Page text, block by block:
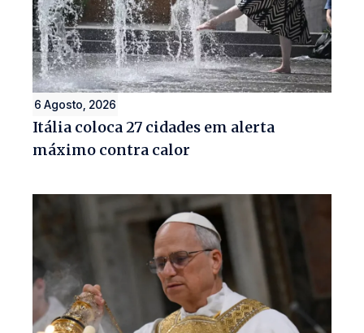
6 Agosto, 2026
Itália coloca 27 cidades em alerta
máximo contra calor